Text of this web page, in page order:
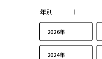
年別
2026年
2024年